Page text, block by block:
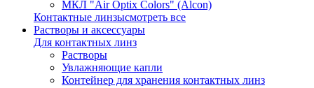
МКЛ "Air Optix Colors" (Alcon)
Контактные линзысмотреть все
Растворы и аксессуары
Для контактных линз
Растворы
Увлажняющие капли
Контейнер для хранения контактных линз